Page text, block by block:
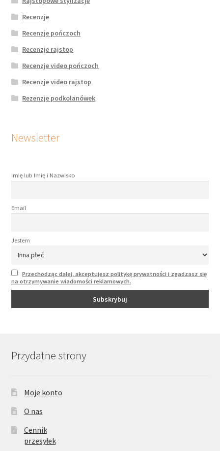
Recenzje
Recenzje pończoch
Recenzje rajstop
Recenzje video pończoch
Recenzje video rajstop
Rezenzje podkolanówek
Newsletter
Imię lub Imię i Nazwisko
Email
Jestem
Przechodząc dalej, akceptujesz politykę prywatności i zgadzasz się
na otrzymywanie wiadomości reklamowych.
Przydatne strony
Moje konto
O nas
Cennik
przesyłek